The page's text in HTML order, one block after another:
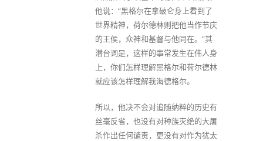
他说：“黑格尔在拿破仑身上看到了
世界精神，荷尔德林则把他当作节庆
的王侯，众神和基督与他同在。”其
潜台词是，这样的事常发生在伟人身
上，你们怎样理解黑格尔和荷尔德林
就应该怎样理解我海德格尔。
所以，他决不会对追随纳粹的历史有
丝毫反省，也没有对种族灭绝的大屠
杀作出任何谴责，更没有对作为犹太